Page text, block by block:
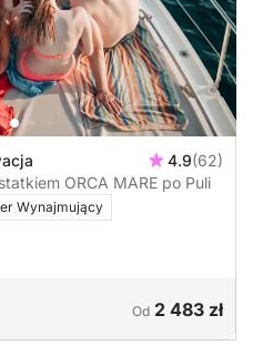
4.9(62)
ORCA MARE po Puli
Wynajmujący
Od 2 483 zł